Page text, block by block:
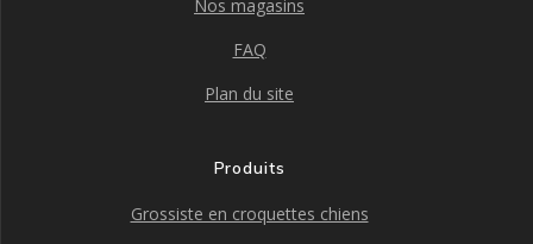
Nos magasins
FAQ
Plan du site
Produits
Grossiste en croquettes chiens